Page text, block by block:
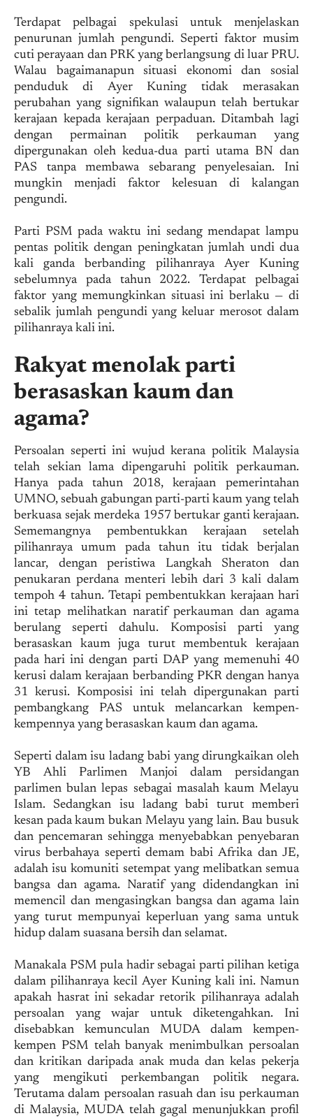
Terdapat pelbagai spekulasi untuk menjelaskan
penurunan jumlah pengundi. Seperti faktor musim
cuti perayaan dan PRK yang berlangsung di luar PRU.
Walau bagaimanapun situasi ekonomi dan sosial
penduduk di Ayer Kuning tidak merasakan
perubahan yang signifikan walaupun telah bertukar
kerajaan kepada kerajaan perpaduan. Ditambah lagi
dengan permainan politik perkauman yang
dipergunakan oleh kedua-dua parti utama BN dan
PAS tanpa membawa sebarang penyelesaian. Ini
mungkin menjadi faktor kelesuan di kalangan
pengundi.
Parti PSM pada waktu ini sedang mendapat lampu
pentas politik dengan peningkatan jumlah undi dua
kali ganda berbanding pilihanraya Ayer Kuning
sebelumnya pada tahun 2022. Terdapat pelbagai
faktor yang memungkinkan situasi ini berlaku — di
sebalik jumlah pengundi yang keluar merosot dalam
pilihanraya kali ini.
Rakyat menolak parti
berasaskan kaum dan
agama?
Persoalan seperti ini wujud kerana politik Malaysia
telah sekian lama dipengaruhi politik perkauman.
Hanya pada tahun 2018, kerajaan pemerintahan
UMNO, sebuah gabungan parti-parti kaum yang telah
berkuasa sejak merdeka 1957 bertukar ganti kerajaan.
Sememangnya pembentukkan kerajaan setelah
pilihanraya umum pada tahun itu tidak berjalan
lancar, dengan peristiwa Langkah Sheraton dan
penukaran perdana menteri lebih dari 3 kali dalam
tempoh 4 tahun. Tetapi pembentukkan kerajaan hari
ini tetap melihatkan naratif perkauman dan agama
berulang seperti dahulu. Komposisi parti yang
berasaskan kaum juga turut membentuk kerajaan
pada hari ini dengan parti DAP yang memenuhi 40
kerusi dalam kerajaan berbanding PKR dengan hanya
31 kerusi. Komposisi ini telah dipergunakan parti
pembangkang PAS untuk melancarkan kempen-
kempennya yang berasaskan kaum dan agama.
Seperti dalam isu ladang babi yang dirungkaikan oleh
YB Ahli Parlimen Manjoi dalam persidangan
parlimen bulan lepas sebagai masalah kaum Melayu
Islam. Sedangkan isu ladang babi turut memberi
kesan pada kaum bukan Melayu yang lain. Bau busuk
dan pencemaran sehingga menyebabkan penyebaran
virus berbahaya seperti demam babi Afrika dan JE,
adalah isu komuniti setempat yang melibatkan semua
bangsa dan agama. Naratif yang didendangkan ini
memencil dan mengasingkan bangsa dan agama lain
yang turut mempunyai keperluan yang sama untuk
hidup dalam suasana bersih dan selamat.
Manakala PSM pula hadir sebagai parti pilihan ketiga
dalam pilihanraya kecil Ayer Kuning kali ini. Namun
apakah hasrat ini sekadar retorik pilihanraya adalah
persoalan yang wajar untuk diketengahkan. Ini
disebabkan kemunculan MUDA dalam kempen-
kempen PSM telah banyak menimbulkan persoalan
dan kritikan daripada anak muda dan kelas pekerja
yang mengikuti perkembangan politik negara.
Terutama dalam persoalan rasuah dan isu perkauman
di Malaysia, MUDA telah gagal menunjukkan profil